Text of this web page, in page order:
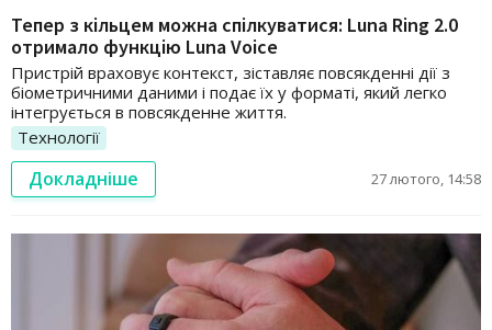
Тепер з кільцем можна спілкуватися: Luna Ring 2.0
отримало функцію Luna Voice
Пристрій враховує контекст, зіставляє повсякденні дії з
біометричними даними і подає їх у форматі, який легко
інтегрується в повсякденне життя.
Технології
Докладніше 27 лютого, 14:58